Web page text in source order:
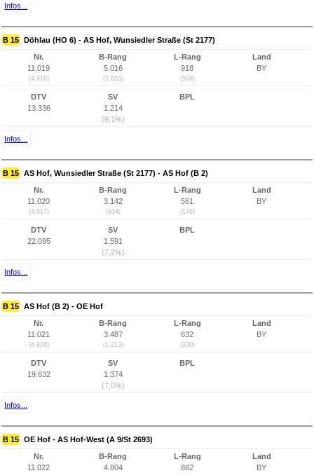
Infos...
B 15 Döhlau (HO 6) - AS Hof, Wunsiedler Straße (St 2177)
Nr.
11.019
(4.816)
B-Rang
5.016
(2.655)
L-Rang
918
(508)
Land
BY
DTV
13.336
SV
1.214
(9,1%)
BPL
Infos...
B 15 AS Hof, Wunsiedler Straße (St 2177) - AS Hof (B 2)
Nr.
11.020
(4.817)
B-Rang
3.142
(934)
L-Rang
561
(170)
Land
BY
DTV
22.095
SV
1.591
(7,2%)
BPL
Infos...
B 15 AS Hof (B 2) - OE Hof
Nr.
11.021
(4.818)
B-Rang
3.487
(1.213)
L-Rang
632
(230)
Land
BY
DTV
19.632
SV
1.374
(7,0%)
BPL
Infos...
B 15 OE Hof - AS Hof-West (A 9/St 2693)
Nr.
11.022
B-Rang
4.804
L-Rang
882
Land
BY